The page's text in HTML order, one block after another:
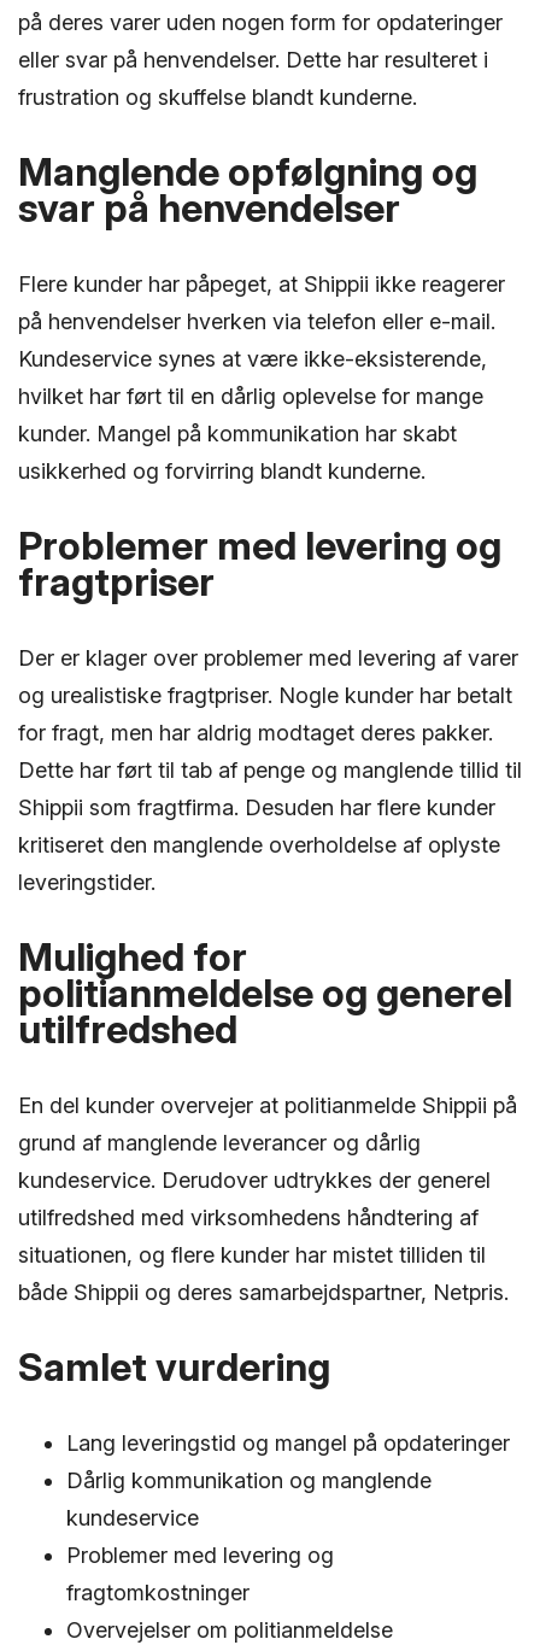
på deres varer uden nogen form for opdateringer
eller svar på henvendelser. Dette har resulteret i
frustration og skuffelse blandt kunderne.
Manglende opfølgning og
svar på henvendelser
Flere kunder har påpeget, at Shippii ikke reagerer
på henvendelser hverken via telefon eller e-mail.
Kundeservice synes at være ikke-eksisterende,
hvilket har ført til en dårlig oplevelse for mange
kunder. Mangel på kommunikation har skabt
usikkerhed og forvirring blandt kunderne.
Problemer med levering og
fragtpriser
Der er klager over problemer med levering af varer
og urealistiske fragtpriser. Nogle kunder har betalt
for fragt, men har aldrig modtaget deres pakker.
Dette har ført til tab af penge og manglende tillid til
Shippii som fragtfirma. Desuden har flere kunder
kritiseret den manglende overholdelse af oplyste
leveringstider.
Mulighed for
politianmeldelse og generel
utilfredshed
En del kunder overvejer at politianmelde Shippii på
grund af manglende leverancer og dårlig
kundeservice. Derudover udtrykkes der generel
utilfredshed med virksomhedens håndtering af
situationen, og flere kunder har mistet tilliden til
både Shippii og deres samarbejdspartner, Netpris.
Samlet vurdering
Lang leveringstid og mangel på opdateringer
Dårlig kommunikation og manglende
kundeservice
Problemer med levering og
fragtomkostninger
Overvejelser om politianmeldelse